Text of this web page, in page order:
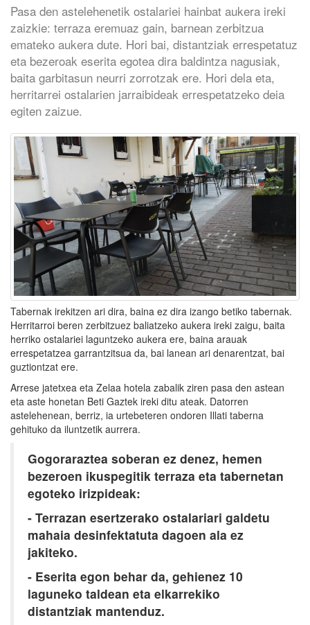
Pasa den astelehenetik ostalariei hainbat aukera ireki
zaizkie: terraza eremuaz gain, barnean zerbitzua
emateko aukera dute. Hori bai, distantziak errespetatuz
eta bezeroak eserita egotea dira baldintza nagusiak,
baita garbitasun neurri zorrotzak ere. Hori dela eta,
herritarrei ostalarien jarraibideak errespetatzeko deia
egiten zaizue.
Tabernak irekitzen ari dira, baina ez dira izango betiko tabernak.
Herritarroi beren zerbitzuez baliatzeko aukera ireki zaigu, baita
herriko ostalariei laguntzeko aukera ere, baina arauak
errespetatzea garrantzitsua da, bai lanean ari denarentzat, bai
guztiontzat ere.
Arrese jatetxea eta Zelaa hotela zabalik ziren pasa den astean
eta aste honetan Beti Gaztek ireki ditu ateak. Datorren
astelehenean, berriz, ia urtebeteren ondoren Illati taberna
gehituko da iluntzetik aurrera.
Gogoraraztea soberan ez denez, hemen
bezeroen ikuspegitik terraza eta tabernetan
egoteko irizpideak:
- Terrazan esertzerako ostalariari galdetu
mahaia desinfektatuta dagoen ala ez
jakiteko.
- Eserita egon behar da, gehienez 10
laguneko taldean eta elkarrekiko
distantziak mantenduz.